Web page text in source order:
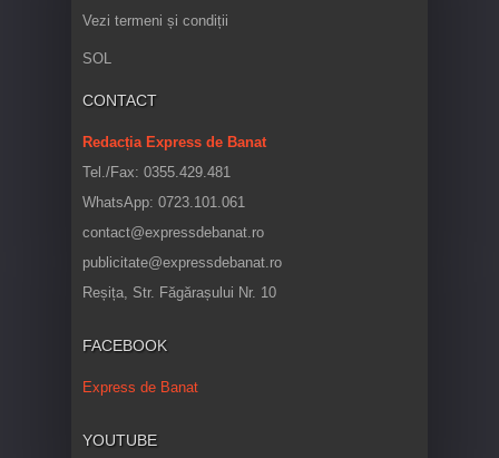
Vezi termeni și condiții
SOL
CONTACT
Redacția Express de Banat
Tel./Fax: 0355.429.481
WhatsApp: 0723.101.061
contact@expressdebanat.ro
publicitate@expressdebanat.ro
Reșița, Str. Făgărașului Nr. 10
FACEBOOK
Express de Banat
YOUTUBE